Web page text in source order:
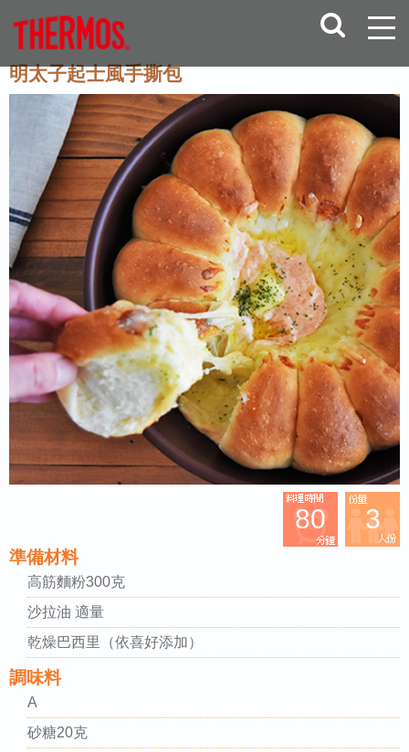
明太子起士風手撕包
3
80
準備材料
高筋麵粉300克
沙拉油 適量
乾燥巴西里（依喜好添加）
調味料
A
砂糖20克